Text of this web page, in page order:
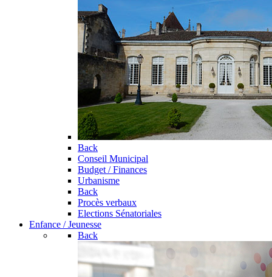
Back
Conseil Municipal
Budget / Finances
Urbanisme
Back
Procès verbaux
Elections Sénatoriales
Enfance / Jeunesse
Back